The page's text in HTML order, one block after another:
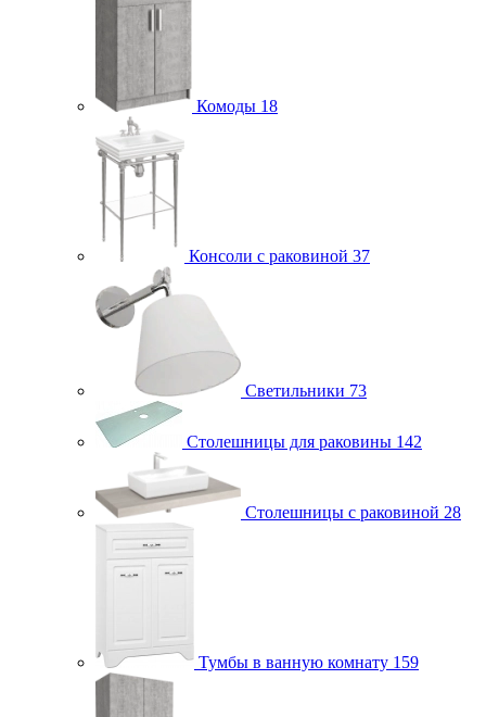
Комоды 18
Консоли с раковиной 37
Светильники 73
Столешницы для раковины 142
Столешницы с раковиной 28
Тумбы в ванную комнату 159